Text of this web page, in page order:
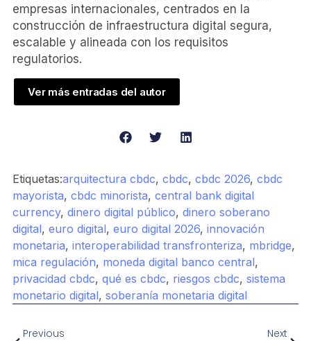
empresas internacionales, centrados en la
construcción de infraestructura digital segura,
escalable y alineada con los requisitos
regulatorios.
Ver más entradas del autor
Etiquetas:arquitectura cbdc, cbdc, cbdc 2026, cbdc
mayorista, cbdc minorista, central bank digital
currency, dinero digital público, dinero soberano
digital, euro digital, euro digital 2026, innovación
monetaria, interoperabilidad transfronteriza, mbridge,
mica regulación, moneda digital banco central,
privacidad cbdc, qué es cbdc, riesgos cbdc, sistema
monetario digital, soberanía monetaria digital
Previous
Next